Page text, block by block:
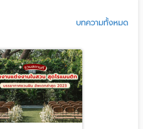
บทความทั้งหมด